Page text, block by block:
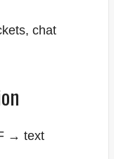
chat
→ text